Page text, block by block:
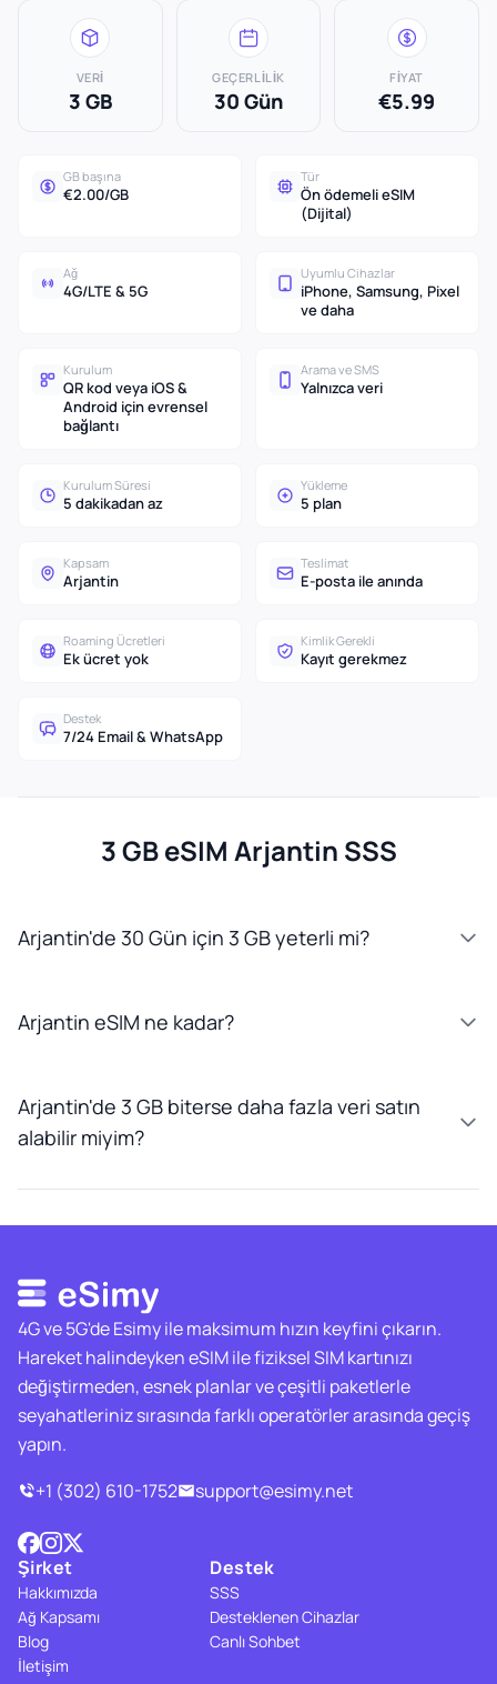
VERI
3 GB
GEÇERLILIK
30 Gün
FIYAT
€5.99
GB başına
€2.00/GB
Tür
Ön ödemeli eSIM
(Dijital)
Ağ
4G/LTE & 5G
Uyumlu Cihazlar
iPhone, Samsung, Pixel
ve daha
Kurulum
QR kod veya iOS &
Android için evrensel
bağlantı
Arama ve SMS
Yalnızca veri
Kurulum Süresi
5 dakikadan az
Yükleme
5 plan
Kapsam
Arjantin
Teslimat
E-posta ile anında
Roaming Ücretleri
Ek ücret yok
Kimlik Gerekli
Kayıt gerekmez
Destek
7/24 Email & WhatsApp
3 GB eSIM Arjantin SSS
Arjantin'de 30 Gün için 3 GB yeterli mi?
Arjantin eSIM ne kadar?
Arjantin'de 3 GB biterse daha fazla veri satın
alabilir miyim?
4G ve 5G'de Esimy ile maksimum hızın keyfini çıkarın.
Hareket halindeyken eSIM ile fiziksel SIM kartınızı
değiştirmeden, esnek planlar ve çeşitli paketlerle
seyahatleriniz sırasında farklı operatörler arasında geçiş
yapın.
+1 (302) 610-1752
support@esimy.net
Şirket
Hakkımızda
Ağ Kapsamı
Blog
İletişim
Destek
SSS
Desteklenen Cihazlar
Canlı Sohbet